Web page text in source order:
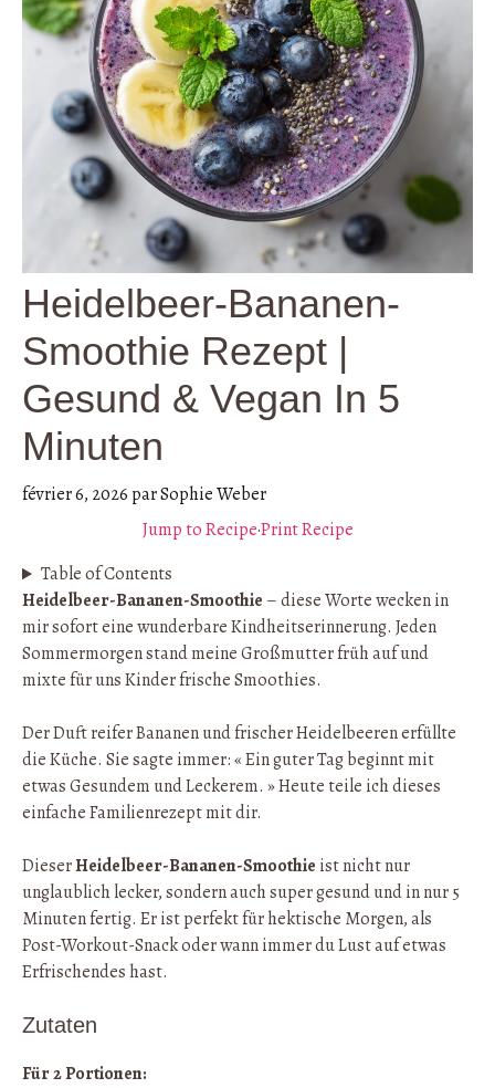
Heidelbeer-Bananen-
Smoothie Rezept |
Gesund & Vegan In 5
Minuten
février 6, 2026parSophie Weber
Jump to Recipe·Print Recipe
Table of Contents
Heidelbeer-Bananen-Smoothie – diese Worte wecken in
mir sofort eine wunderbare Kindheitserinnerung. Jeden
Sommermorgen stand meine Großmutter früh auf und
mixte für uns Kinder frische Smoothies.
Der Duft reifer Bananen und frischer Heidelbeeren erfüllte
die Küche. Sie sagte immer: « Ein guter Tag beginnt mit
etwas Gesundem und Leckerem. » Heute teile ich dieses
einfache Familienrezept mit dir.
DieserHeidelbeer-Bananen-Smoothie ist nicht nur
unglaublich lecker, sondern auch super gesund und in nur 5
Minuten fertig. Er ist perfekt für hektische Morgen, als
Post-Workout-Snack oder wann immer du Lust auf etwas
Erfrischendes hast.
Zutaten
Für 2 Portionen: